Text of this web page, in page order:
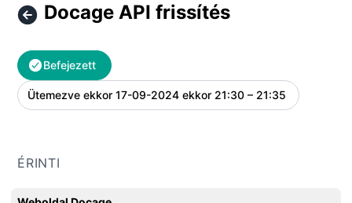
Docage API frissítés
Befejezett
Ütemezve ekkor 17-09-2024 ekkor 21:30 – 21:35 UTC
ÉRINTI